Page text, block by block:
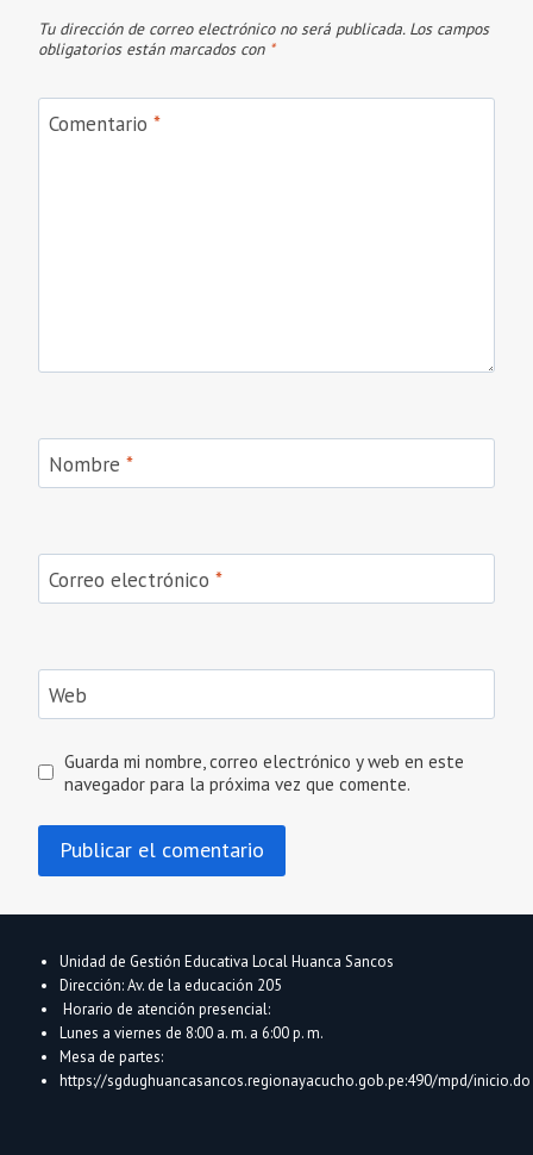
Tu dirección de correo electrónico no será publicada. Los campos
obligatorios están marcados con *
Comentario *
Nombre *
Correo electrónico *
Web
Guarda mi nombre, correo electrónico y web en este
navegador para la próxima vez que comente.
Unidad de Gestión Educativa Local Huanca Sancos
Dirección: Av. de la educación 205
Horario de atención presencial:
Lunes a viernes de 8:00 a. m. a 6:00 p. m.
Mesa de partes:
https://sgdughuancasancos.regionayacucho.gob.pe:490/mpd/inicio.do